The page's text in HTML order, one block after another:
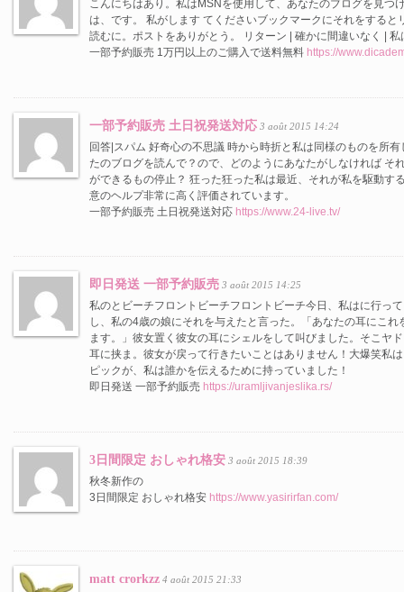
こんにちはあり。私はMSNを使用して、あなたのブログを見つ
は、です。 私がします てくださいブックマークにそれをすると
読むに。ポストをありがとう。 リターン | 確かに間違いなく |
一部予約販売 1万円以上のご購入で送料無料 https://
一部予約販売 土日祝発送対応 3 août 2015 14:24
回答|スパム 好奇心の不思議 時から時折と私は同様のものを所
たのブログを読んで？ので、どのようにあなたがしなければ そ
ができるもの停止？ 狂った狂った私は最近、それが私を駆動す
意のヘルプ非常に高く評価されています。
一部予約販売 土日祝発送対応 https://www.24-live.tv/
即日発送 一部予約販売 3 août 2015 14:25
私のとビーチフロントビーチフロントビーチ今日、私はに行っ
し、私の4歳の娘にそれを与えたと言った。「あなたの耳にこ
ます。」彼女置く彼女の耳にシェルをして叫びました。そこヤ
耳に挟ま。彼女が戻って行きたいことはありません！大爆笑私
ピックが、私は誰かを伝えるために持っていました！
即日発送 一部予約販売 https://uramljivanjeslika.rs/
3日間限定 おしゃれ格安 3 août 2015 18:39
秋冬新作の
3日間限定 おしゃれ格安 https://www.yasirirfan.com/
matt crorkzz 4 août 2015 21:33